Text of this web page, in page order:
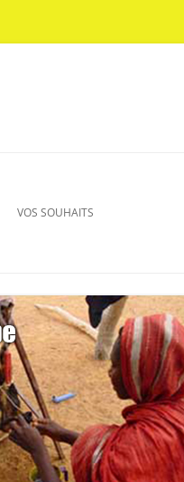
VOS SOUHAITS